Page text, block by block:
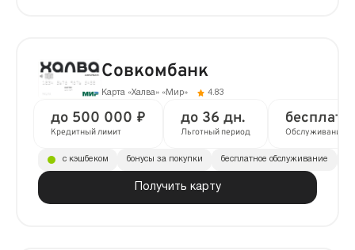
Совкомбанк
Карта «Халва» «Мир» 4.83
до 500 000 ₽
Кредитный лимит
до 36 дн.
Льготный период Обслуживание
Получить карту
с кэшбеком бонусы за покупки бесплатное обслуживание